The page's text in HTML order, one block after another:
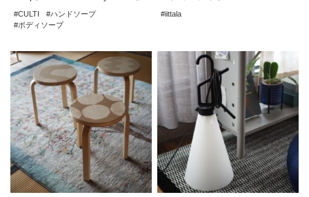
CULTI
ハンドソープ
ボディソープ
iittala